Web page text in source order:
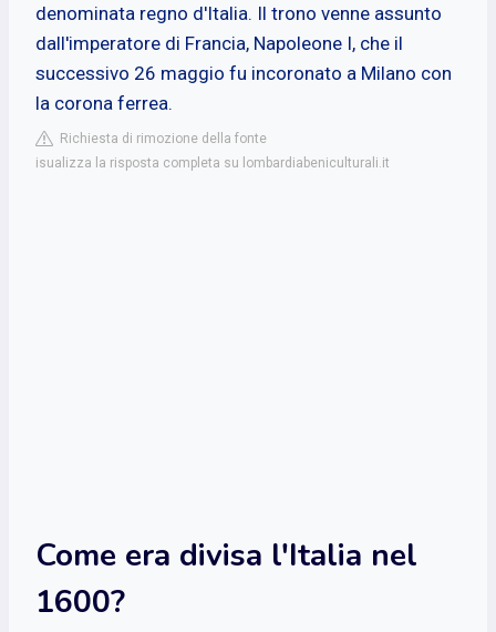
denominata regno d'Italia. Il trono venne assunto
dall'imperatore di Francia, Napoleone I, che il
successivo 26 maggio fu incoronato a Milano con
la corona ferrea.
Richiesta di rimozione della fonte
isualizza la risposta completa su lombardiabeniculturali.it
Come era divisa l'Italia nel
1600?